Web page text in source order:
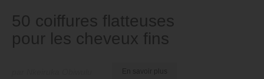
50 coiffures flatteuses
pour les cheveux fins